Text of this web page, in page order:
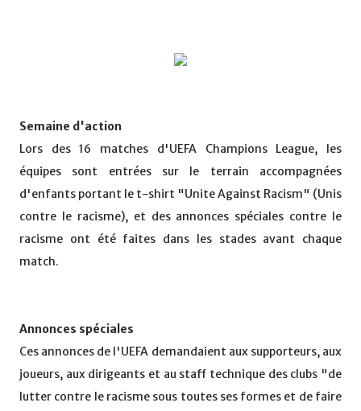
Semaine d'action
Lors des 16 matches d'UEFA Champions League, les
équipes sont entrées sur le terrain accompagnées
d'enfants portant le t-shirt "Unite Against Racism" (Unis
contre le racisme), et des annonces spéciales contre le
racisme ont été faites dans les stades avant chaque
match.
Annonces spéciales
Ces annonces de l'UEFA demandaient aux supporteurs, aux
joueurs, aux dirigeants et au staff technique des clubs "de
lutter contre le racisme sous toutes ses formes et de faire